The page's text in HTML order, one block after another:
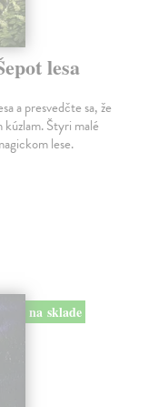
lesa
a presvedčte sa, že
kúzlam. Štyri malé
lese.
na sklade